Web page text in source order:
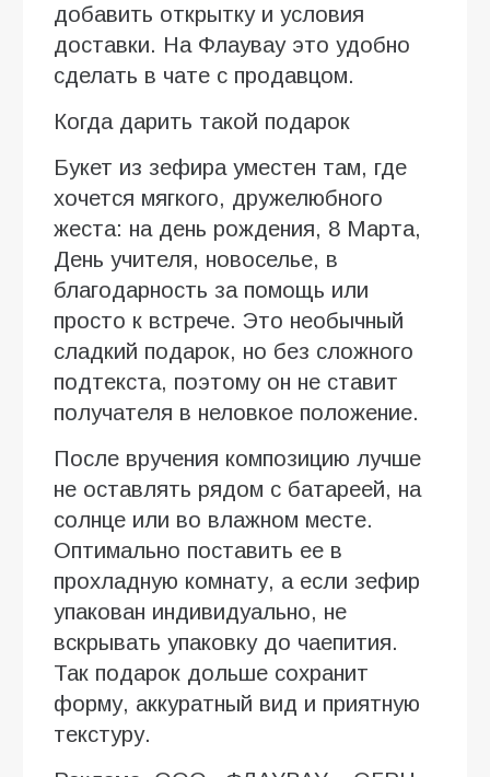
добавить открытку и условия
доставки. На Флаувау это удобно
сделать в чате с продавцом.
Когда дарить такой подарок
Букет из зефира уместен там, где
хочется мягкого, дружелюбного
жеста: на день рождения, 8 Марта,
День учителя, новоселье, в
благодарность за помощь или
просто к встрече. Это необычный
сладкий подарок, но без сложного
подтекста, поэтому он не ставит
получателя в неловкое положение.
После вручения композицию лучше
не оставлять рядом с батареей, на
солнце или во влажном месте.
Оптимально поставить ее в
прохладную комнату, а если зефир
упакован индивидуально, не
вскрывать упаковку до чаепития.
Так подарок дольше сохранит
форму, аккуратный вид и приятную
текстуру.